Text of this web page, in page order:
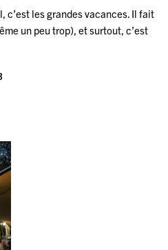
c’est les grandes vacances. Il fait
un peu trop), et surtout, c’est